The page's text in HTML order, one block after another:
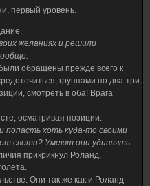
делать. Поблизости не было
борьбы с пожарищем.
подальше от опасного места.
укрытия, ожидая атаки со
но офицеры не ждали удара
орочьи действия с точки зрения
ошибкой среди солдат
являлось всего лишь
солдата, принятой за истинну без
иную природу, и подобная
первый уровень.
желаниях и решили
обращены прежде всего к
группами по два-три
смотреть в оба! Врага
осматривая позиции.
попасть хоть куда-то своими
света? Умеют они удивлять.
прикрикнул Роланд,
Они так же как и Роланд